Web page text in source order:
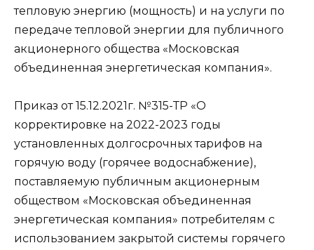
тепловую энергию (мощность) и на услуги по
передаче тепловой энергии для публичного
акционерного общества «Московская
объединенная энергетическая компания».
Приказ от 15.12.2021г. №315-ТР «О
корректировке на 2022-2023 годы
установленных долгосрочных тарифов на
горячую воду (горячее водоснабжение),
поставляемую публичным акционерным
обществом «Московская объединенная
энергетическая компания» потребителям с
использованием закрытой системы горячего